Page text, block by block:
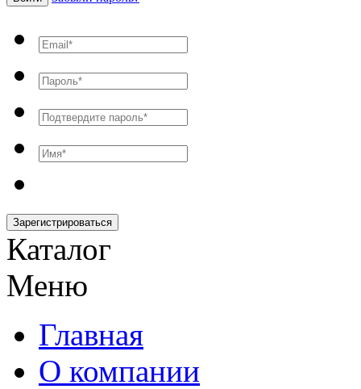
Зарегистрироваться
Каталог
Меню
Главная
О компании